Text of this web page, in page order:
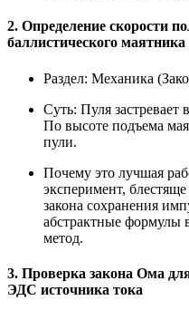
2. Определение скорости
баллистического маятника
Раздел: Механика
Суть: Пуля застревает
По высоте подъема
пули.
Почему это лучшая
эксперимент,
закона сохранения
абстрактные формулы
метод.
3. Проверка закона Ома
ЭДС источника тока